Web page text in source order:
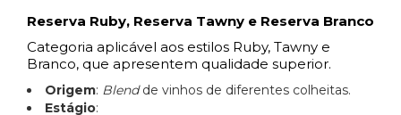
Reserva Ruby, Reserva Tawny e Reserva Branco
Categoria aplicável aos estilos Ruby, Tawny e
Branco, que apresentem qualidade superior.
Origem: Blendde vinhos de diferentes colheitas.
Estágio: